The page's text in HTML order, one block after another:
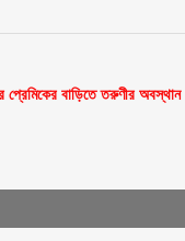
প্রেমিকের বাড়িতে তরুণীর অবস্থান